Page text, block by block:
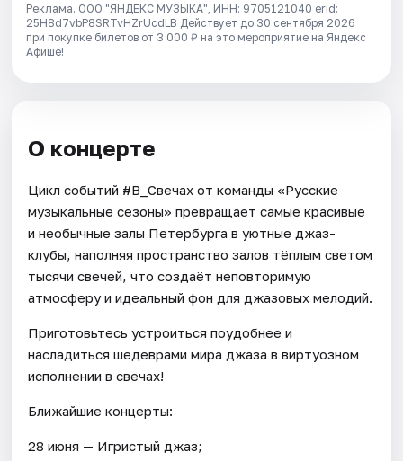
Реклама. ООО "ЯНДЕКС МУЗЫКА", ИНН: 9705121040 erid:
25H8d7vbP8SRTvHZrUcdLB Действует до 30 сентября 2026
при покупке билетов от 3 000 ₽ на это мероприятие на Яндекс
Афише!
О концерте
Цикл событий #В_Свечах от команды «Русские
музыкальные сезоны» превращает самые красивые
и необычные залы Петербурга в уютные джаз-
клубы, наполняя пространство залов тёплым светом
тысячи свечей, что создаёт неповторимую
атмосферу и идеальный фон для джазовых мелодий.
Приготовьтесь устроиться поудобнее и
насладиться шедеврами мира джаза в виртуозном
исполнении в свечах!
Ближайшие концерты:
28 июня — Игристый джаз;